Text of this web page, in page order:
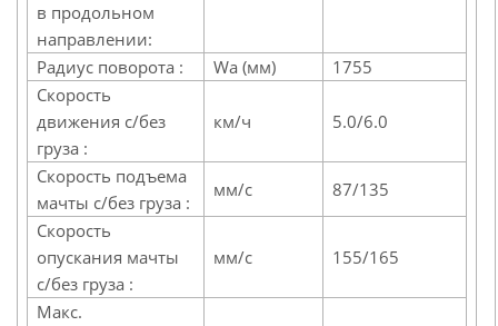
в продольном
направлении:
Радиус поворота :
Wa (мм)
1755
Скорость
движения с/без
груза :
км/ч 5.0/6.0
Скорость подъема
мачты с/без груза :
мм/с
87/135
Скорость
опускания мачты
с/без груза :
мм/с 155/165
Макс.